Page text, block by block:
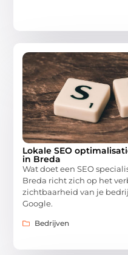
Lokale SEO
in Breda
Wat doet een SEO
Breda richt zich op het
zichtbaarheid van je
Google.
Bedrijven